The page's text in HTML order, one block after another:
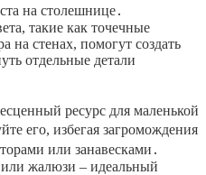
на столешнице․
такие как точечные
на стенах, помогут создать
отдельные детали
ресурс для маленькой
его, избегая загромождения
или занавесками․
или жалюзи – идеальный